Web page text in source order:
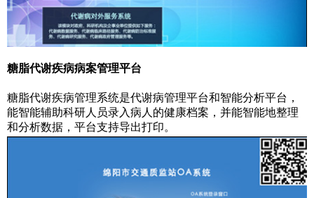
糖脂代谢疾病病案管理平台
糖脂代谢疾病管理系统是代谢病管理平台和智能分析平台，
能智能辅助科研人员录入病人的健康档案，并能智能地整理
和分析数据，平台支持导出打印。